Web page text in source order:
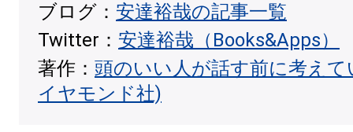
ブログ： 安達裕哉の記事一覧
Twitter： 安達裕哉（Books&Apps）
著作： 頭のいい人が話す前に考え
イヤモンド社)